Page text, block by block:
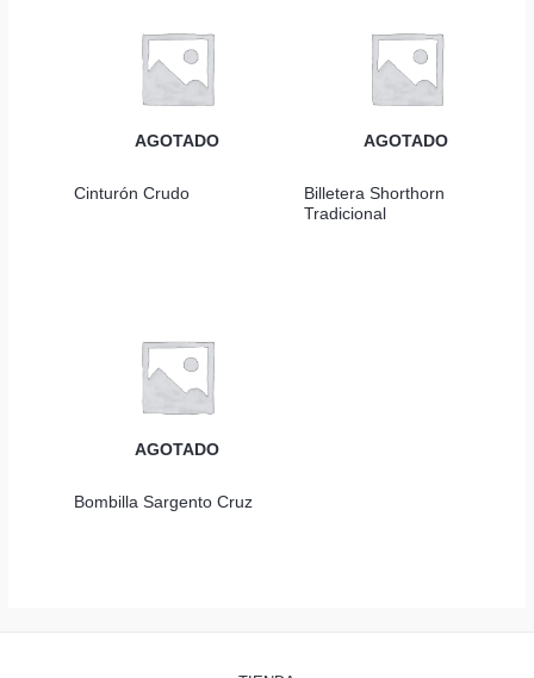
AGOTADO
Cinturón Crudo
AGOTADO
Billetera Shorthorn
Tradicional
AGOTADO
Bombilla Sargento Cruz